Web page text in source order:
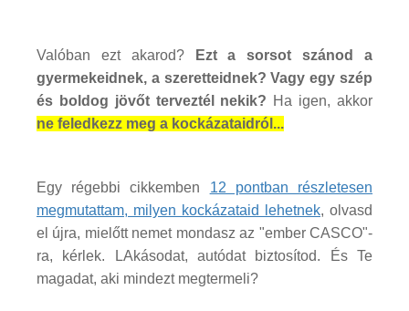
Valóban ezt akarod?
Ezt a sorsot szánod a
gyermekeidnek, a szeretteidnek? Vagy egy szép
és boldog jövőt terveztél nekik? Ha igen, akkor
ne feledkezz meg a kockázataidról...
Egy régebbi cikkemben 12 pontban részletesen
megmutattam, milyen kockázataid lehetnek, olvasd
el újra, mielőtt nemet mondasz az "ember CASCO"-
ra, kérlek. LAkásodat, autódat biztosítod. És Te
magadat, aki mindezt megtermeli?